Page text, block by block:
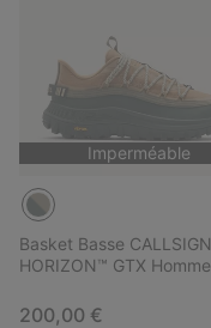
Imperméable
Basket Basse CALLSIGN
HORIZON™ GTX Homme
Regular price:
200,00 €